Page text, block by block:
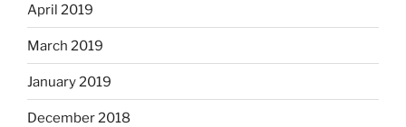
April 2019
March 2019
January 2019
December 2018